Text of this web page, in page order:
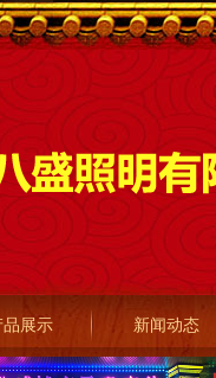
品展示 新闻动态